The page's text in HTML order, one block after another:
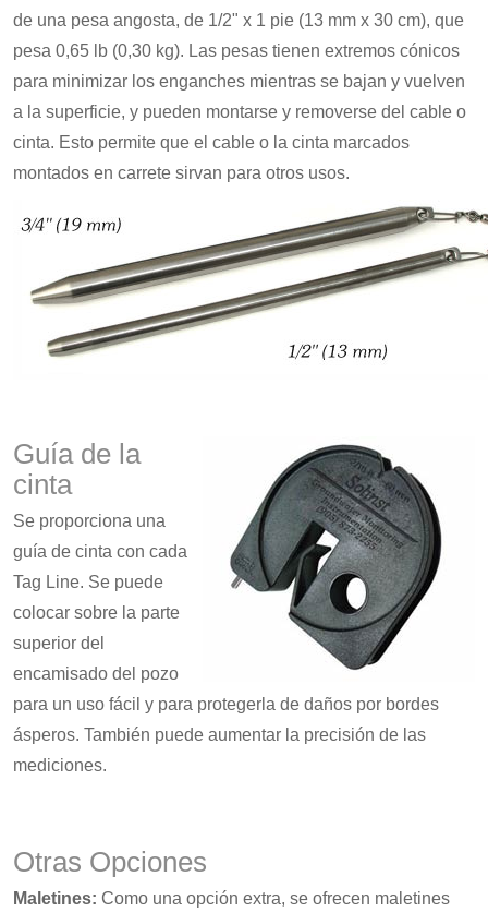
de una pesa angosta, de 1/2" x 1 pie (13 mm x 30 cm), que
pesa 0,65 lb (0,30 kg). Las pesas tienen extremos cónicos
para minimizar los enganches mientras se bajan y vuelven
a la superficie, y pueden montarse y removerse del cable o
cinta. Esto permite que el cable o la cinta marcados
montados en carrete sirvan para otros usos.
Guía de la
cinta
Se proporciona una
guía de cinta con cada
Tag Line. Se puede
colocar sobre la parte
superior del
encamisado del pozo
para un uso fácil y para protegerla de daños por bordes
ásperos. También puede aumentar la precisión de las
mediciones.
Otras Opciones
Maletines: Como una opción extra, se ofrecen maletines